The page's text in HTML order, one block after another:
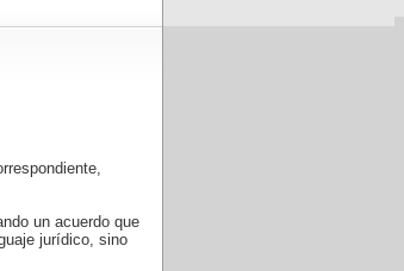
un acuerdo que
jurídico, sino